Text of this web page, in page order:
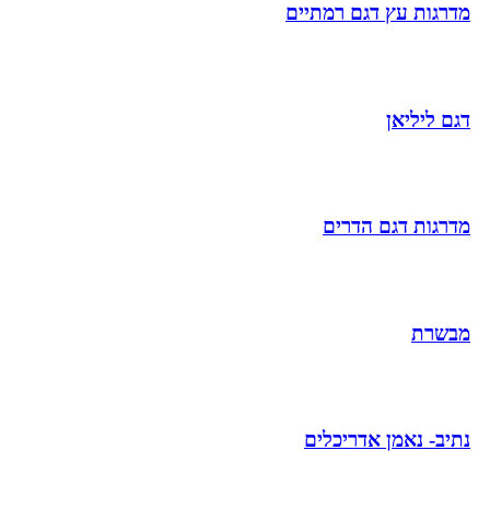
מדרגות עץ דגם רמתיים
דגם ליליאן
מדרגות דגם הדרים
מבשרת
נתיב- נאמן אדריכלים